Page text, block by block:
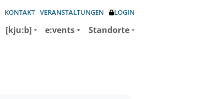
KONTAKT VERANSTALTUNGEN LOGIN
[kju:b] e:vents Standorte